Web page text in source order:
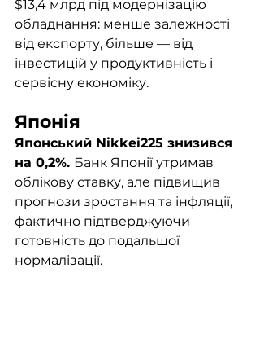
$13,4 млрд під модернізацію
обладнання: менше залежності
від експорту, більше — від
інвестицій у продуктивність і
сервісну економіку.
Японія
Японський Nikkei225 знизився
на 0,2%. Банк Японії утримав
облікову ставку, але підвищив
прогнози зростання та інфляції,
фактично підтверджуючи
готовність до подальшої
нормалізації.